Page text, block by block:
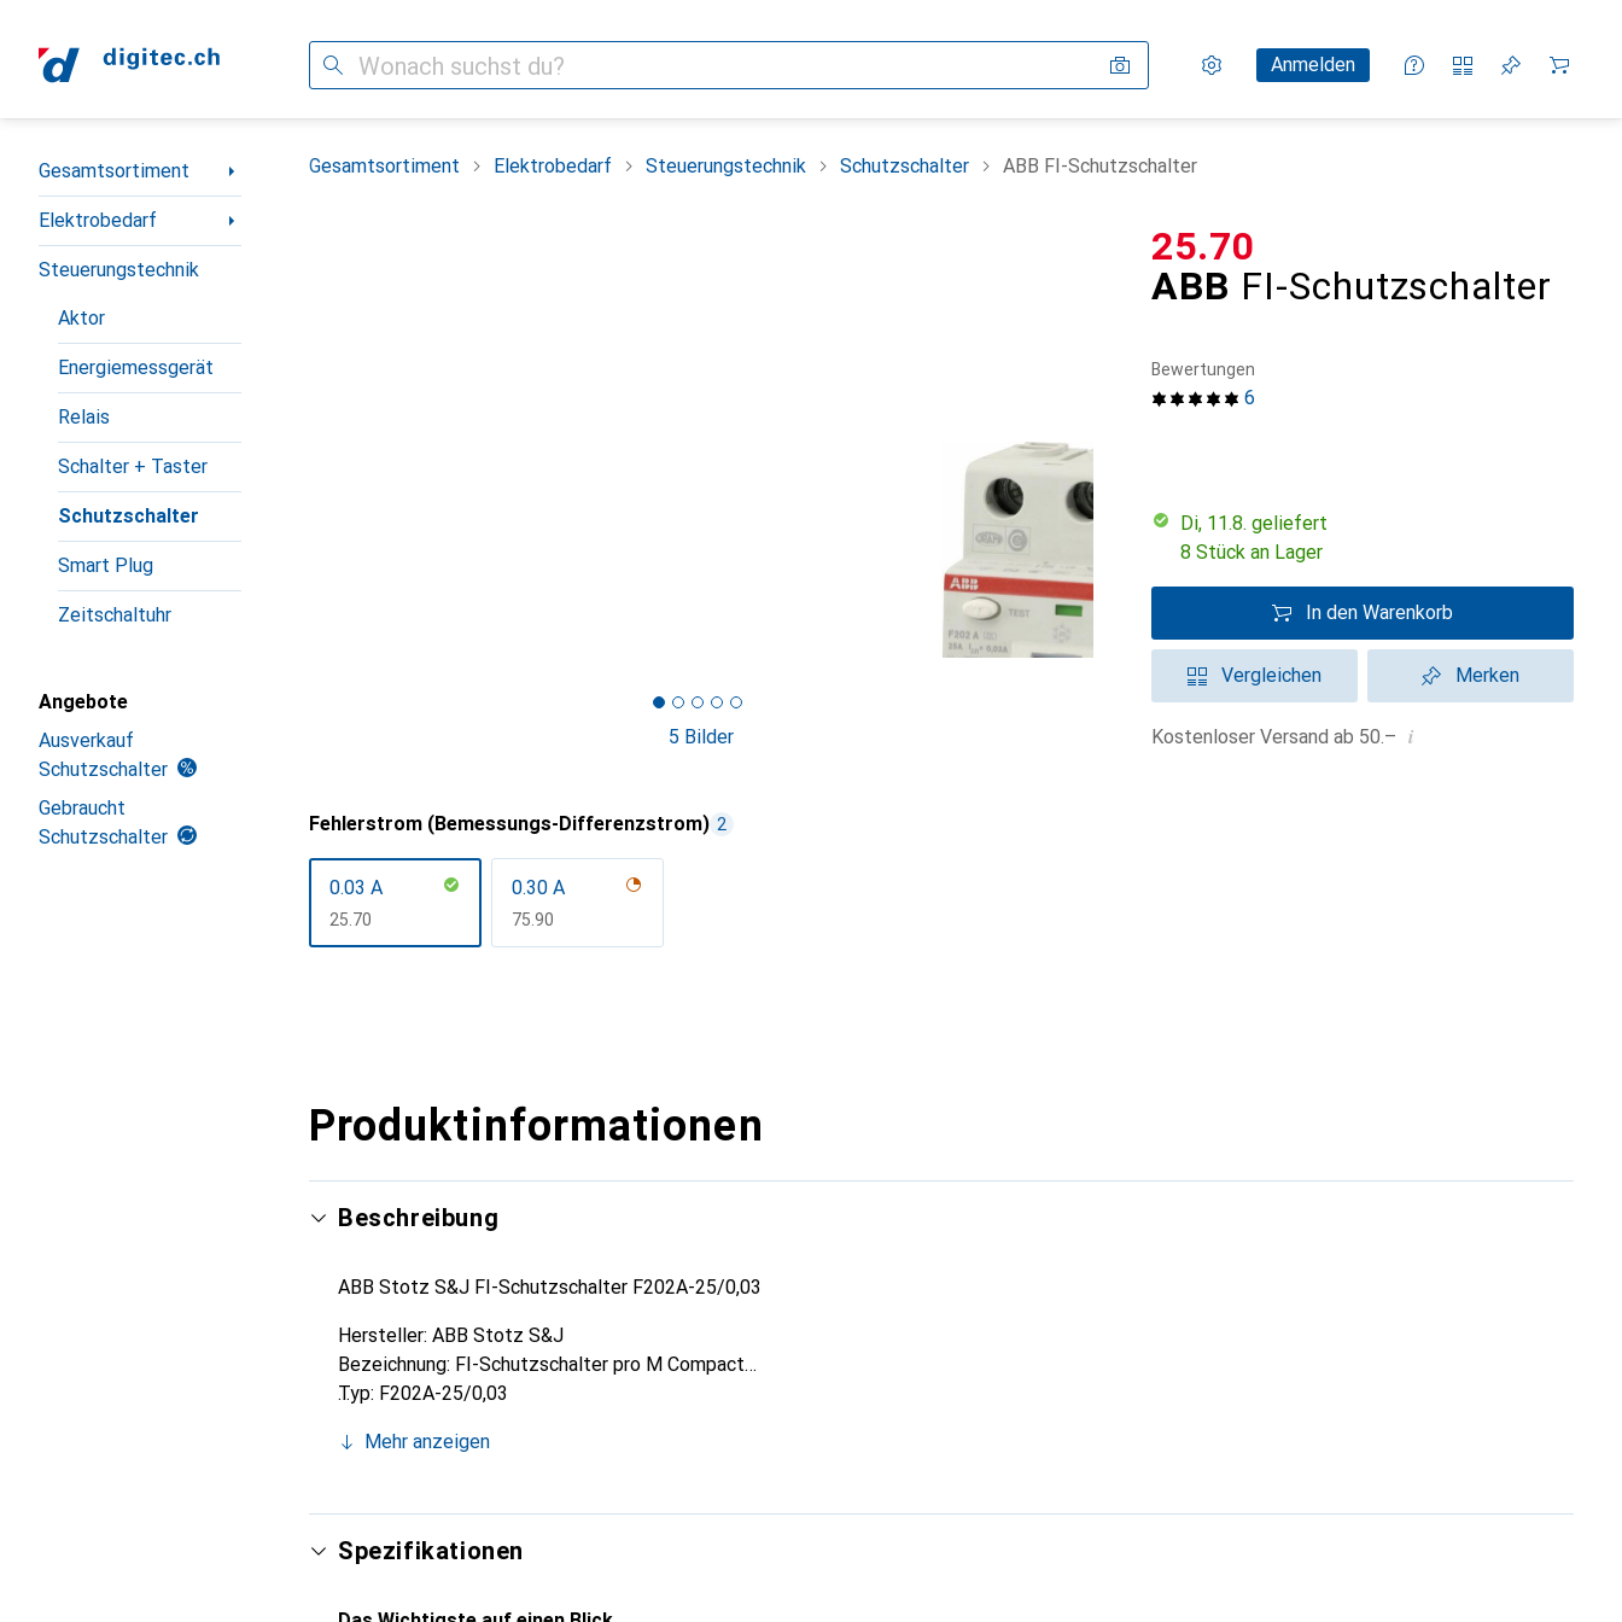
Suche Einstellungen
KundenkontoAnmelden
Vergleichslisten
Merklisten
Warenkorb
Navigation nach Kategorien
Gesamtsortiment
Elektrobedarf
Steuerungstechnik
Aktor
Energiemessgerät
Relais
Schalter + Taster
Schutzschalter
Smart Plug
Zeitschaltuhr
Angebote
Ausverkauf
Schutzschalter
Gebraucht
Schutzschalter
Gesamtsortiment Elektrobedarf Steuerungstechnik Schutzschalter ABB FI-Schutzschalter
5 Bilder
ABB FI-Schutzschalter
CHF
25.70
6
Bewertungen
Di, 11.8. geliefert
8 Stück an Lager
In den Warenkorb
Vergleichen Merken
Kostenloser Versand ab 50.– i
Fehlerstrom (Bemessungs-Differenzstrom) 2
0.03 A
CHF
25.70
0.30 A
CHF
75.90
Produktinformationen
Beschreibung
ABB Stotz S&J FI-Schutzschalter F202A-25/0,03
Hersteller: ABB Stotz S&J
Bezeichnung: FI-Schutzschalter pro M Compact
Typ: F202A-25/0,03
Bemessungsspannung: 230 V
Bemessungsfehlerstrom: 0,03 A
Bemessungsisolationsspannung Ui: 500 V
Bemessungsstossspannungsfestigkeit Uimp: 4 kV
Mehr anzeigen
Spezifikationen